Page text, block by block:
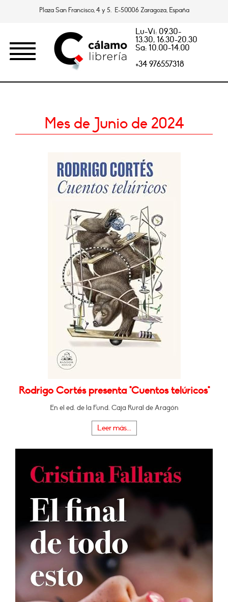
Plaza San Francisco, 4 y 5. E-50006 Zaragoza, España
Lu-Vi: 09.30-
13.30, 16.30-20.30
Sa: 10.00-14.00
+34 976557318
Mes de Junio de 2024
Rodrigo Cortés presenta "Cuentos telúricos"
En el ed. de la Fund. Caja Rural de Aragón
Leer más...